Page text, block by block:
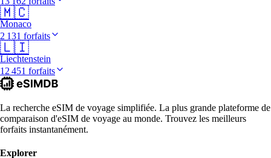
🇲🇨
Monaco
2 131 forfaits
🇱🇮
Liechtenstein
12 451 forfaits
La recherche eSIM de voyage simplifiée. La plus grande plateforme de
comparaison d'eSIM de voyage au monde. Trouvez les meilleurs
forfaits instantanément.
Explorer